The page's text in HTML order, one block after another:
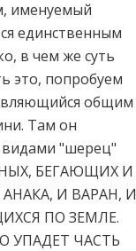
именуемый
единственным
в чем же суть
это, попробуем
общим
Там он
видами "шерец"
БЕГАЮЩИХ И
И ВАРАН, И
ПО ЗЕМЛЕ.
УПАДЕТ ЧАСТЬ